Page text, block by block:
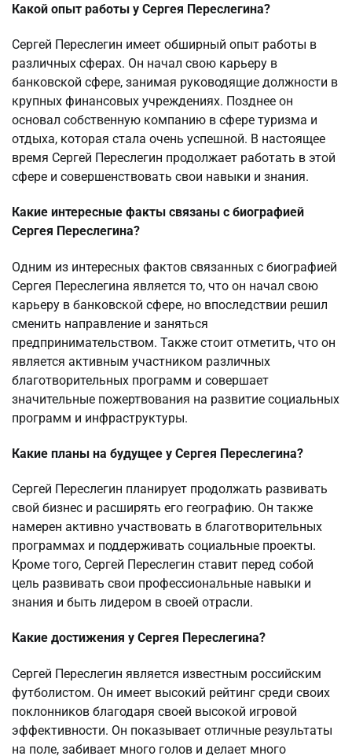
Какой опыт работы у Сергея Переслегина?
Сергей Переслегин имеет обширный опыт работы в
различных сферах. Он начал свою карьеру в
банковской сфере, занимая руководящие должности в
крупных финансовых учреждениях. Позднее он
основал собственную компанию в сфере туризма и
отдыха, которая стала очень успешной. В настоящее
время Сергей Переслегин продолжает работать в этой
сфере и совершенствовать свои навыки и знания.
Какие интересные факты связаны с биографией
Сергея Переслегина?
Одним из интересных фактов связанных с биографией
Сергея Переслегина является то, что он начал свою
карьеру в банковской сфере, но впоследствии решил
сменить направление и заняться
предпринимательством. Также стоит отметить, что он
является активным участником различных
благотворительных программ и совершает
значительные пожертвования на развитие социальных
программ и инфраструктуры.
Какие планы на будущее у Сергея Переслегина?
Сергей Переслегин планирует продолжать развивать
свой бизнес и расширять его географию. Он также
намерен активно участвовать в благотворительных
программах и поддерживать социальные проекты.
Кроме того, Сергей Переслегин ставит перед собой
цель развивать свои профессиональные навыки и
знания и быть лидером в своей отрасли.
Какие достижения у Сергея Переслегина?
Сергей Переслегин является известным российским
футболистом. Он имеет высокий рейтинг среди своих
поклонников благодаря своей высокой игровой
эффективности. Он показывает отличные результаты
на поле, забивает много голов и делает много